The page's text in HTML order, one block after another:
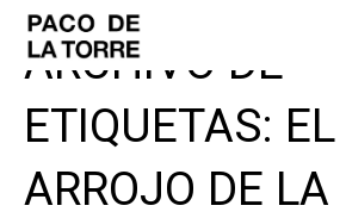
ARCHIVO DE
ETIQUETAS: EL
ARROJO DE LA